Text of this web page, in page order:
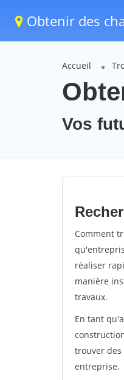
Obtenir des
Accueil
Vos
Comment
réaliser
manière
travaux.
En tant
trouver
entreprise.